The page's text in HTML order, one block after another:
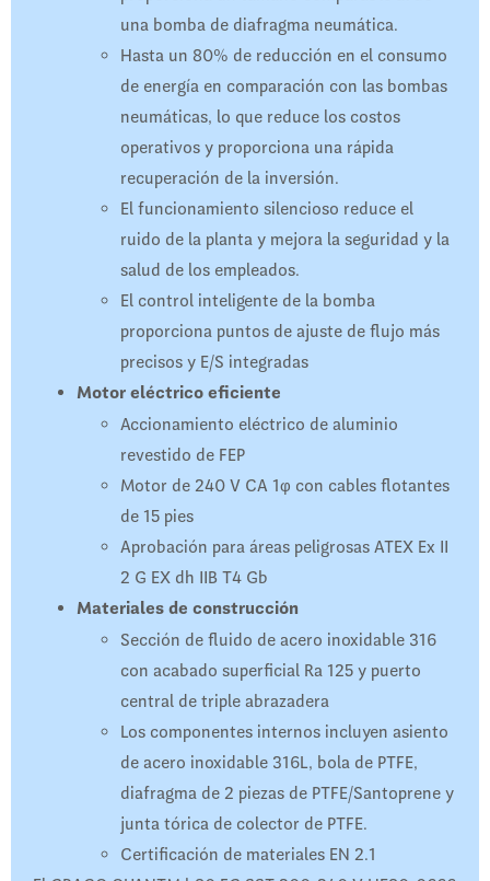
una bomba de diafragma neumática.
Hasta un 80% de reducción en el consumo
de energía en comparación con las bombas
neumáticas, lo que reduce los costos
operativos y proporciona una rápida
recuperación de la inversión.
El funcionamiento silencioso reduce el
ruido de la planta y mejora la seguridad y la
salud de los empleados.
El control inteligente de la bomba
proporciona puntos de ajuste de flujo más
precisos y E/S integradas
Motor eléctrico eficiente
Accionamiento eléctrico de aluminio
revestido de FEP
Motor de 240 V CA 1φ con cables flotantes
de 15 pies
Aprobación para áreas peligrosas ATEX Ex II
2 G EX dh IIB T4 Gb
Materiales de construcción
Sección de fluido de acero inoxidable 316
con acabado superficial Ra 125 y puerto
central de triple abrazadera
Los componentes internos incluyen asiento
de acero inoxidable 316L, bola de PTFE,
diafragma de 2 piezas de PTFE/Santoprene y
junta tórica de colector de PTFE.
Certificación de materiales EN 2.1